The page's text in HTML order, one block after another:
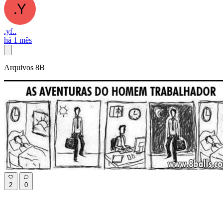
.yf..
há 1 mês
Arquivos 8B
2 0